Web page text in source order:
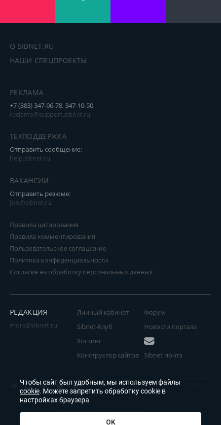
О SIBNET.RU
НАШИ СПЕЦПРОЕКТЫ
РЕКЛАМА
+7 (383) 347-06-78, 347-10-50
reclame@support.sibnet.ru
ТЕХПОДДЕРЖКА
Отправить сообщение:
help.sibnet.ru
ВАКАНСИИ
Отправить резюме:
job@sibnet.ru
Правила цитирования
Правила комментирования
Пользовательское соглашение
Политика конфиденциальности
Согласие на обработку персональных данных
РЕДАКЦИЯ
mors@sibnet.ru
Личный кабинет
Sibnet-Клуб
Форум
Новости портала
Хостинг
Конструктор сайтов
Sibnet почта
Чтобы сайт был удобным, мы используем файлы
cookie. Можете запретить обработку cookie в
настройках браузера
OK